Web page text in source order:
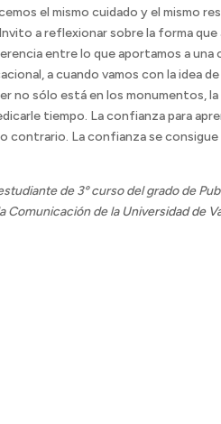
el mismo cuidado y el mismo
a reflexionar sobre la forma que
entre lo que aportamos a
a cuando vamos con la idea
no sólo está en los monumentos,
tiempo. La confianza para
contrario. La confianza se
de 3º curso del grado de
Comunicación de la Universidad de